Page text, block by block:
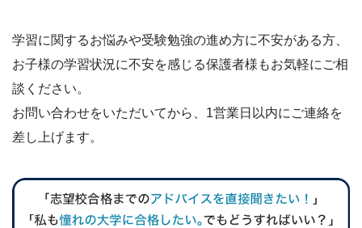
学習に関するお悩みや受験勉強の進め方に不安がある方、
お子様の学習状況に不安を感じる保護者様もお気軽にご相
談ください。
お問い合わせをいただいてから、1営業日以内にご連絡を
差し上げます。